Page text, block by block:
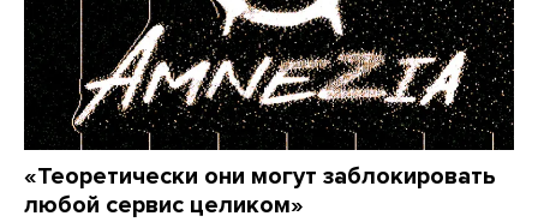
«Теоретически они могут заблокировать
любой сервис целиком»